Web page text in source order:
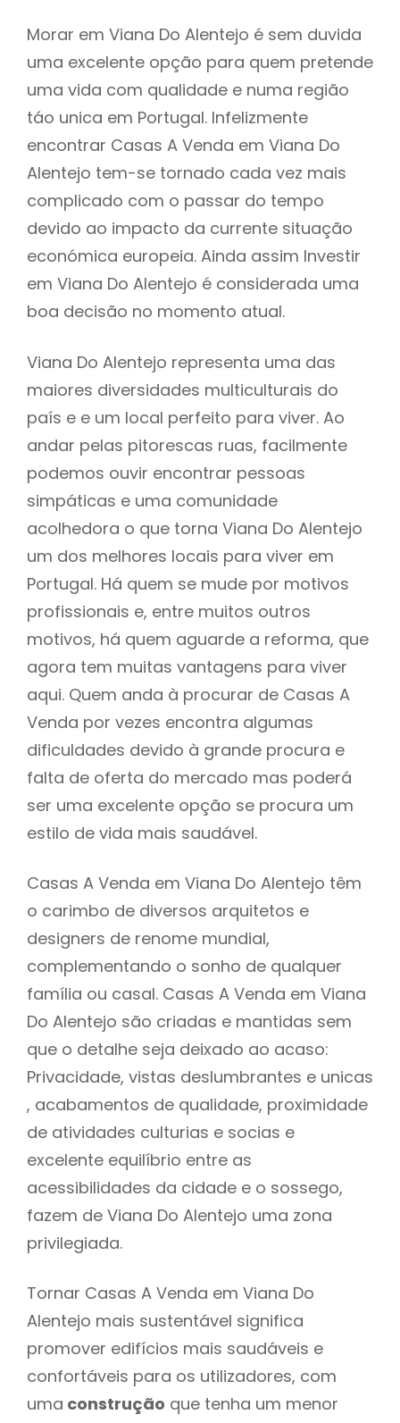
Morar em Viana Do Alentejo é sem duvida
uma excelente opção para quem pretende
uma vida com qualidade e numa região
táo unica em Portugal. Infelizmente
encontrar Casas A Venda em Viana Do
Alentejo tem-se tornado cada vez mais
complicado com o passar do tempo
devido ao impacto da currente situação
económica europeia. Ainda assim Investir
em Viana Do Alentejo é considerada uma
boa decisão no momento atual.
Viana Do Alentejo representa uma das
maiores diversidades multiculturais do
país e e um local perfeito para viver. Ao
andar pelas pitorescas ruas, facilmente
podemos ouvir encontrar pessoas
simpáticas e uma comunidade
acolhedora o que torna Viana Do Alentejo
um dos melhores locais para viver em
Portugal. Há quem se mude por motivos
profissionais e, entre muitos outros
motivos, há quem aguarde a reforma, que
agora tem muitas vantagens para viver
aqui. Quem anda à procurar de Casas A
Venda por vezes encontra algumas
dificuldades devido à grande procura e
falta de oferta do mercado mas poderá
ser uma excelente opção se procura um
estilo de vida mais saudável.
Casas A Venda em Viana Do Alentejo têm
o carimbo de diversos arquitetos e
designers de renome mundial,
complementando o sonho de qualquer
família ou casal. Casas A Venda em Viana
Do Alentejo são criadas e mantidas sem
que o detalhe seja deixado ao acaso:
Privacidade, vistas deslumbrantes e unicas
, acabamentos de qualidade, proximidade
de atividades culturias e socias e
excelente equilíbrio entre as
acessibilidades da cidade e o sossego,
fazem de Viana Do Alentejo uma zona
privilegiada.
Tornar Casas A Venda em Viana Do
Alentejo mais sustentável significa
promover edifícios mais saudáveis e
confortáveis para os utilizadores, com
uma construção que tenha um menor